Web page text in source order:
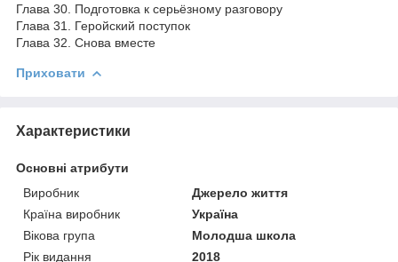
Глава 30. Подготовка к серьёзному разговору
Глава 31. Геройский поступок
Глава 32. Снова вместе
Приховати
Характеристики
Основні атрибути
Виробник
Джерело життя
Країна виробник
Україна
Вікова група
Молодша школа
Рік видання
2018